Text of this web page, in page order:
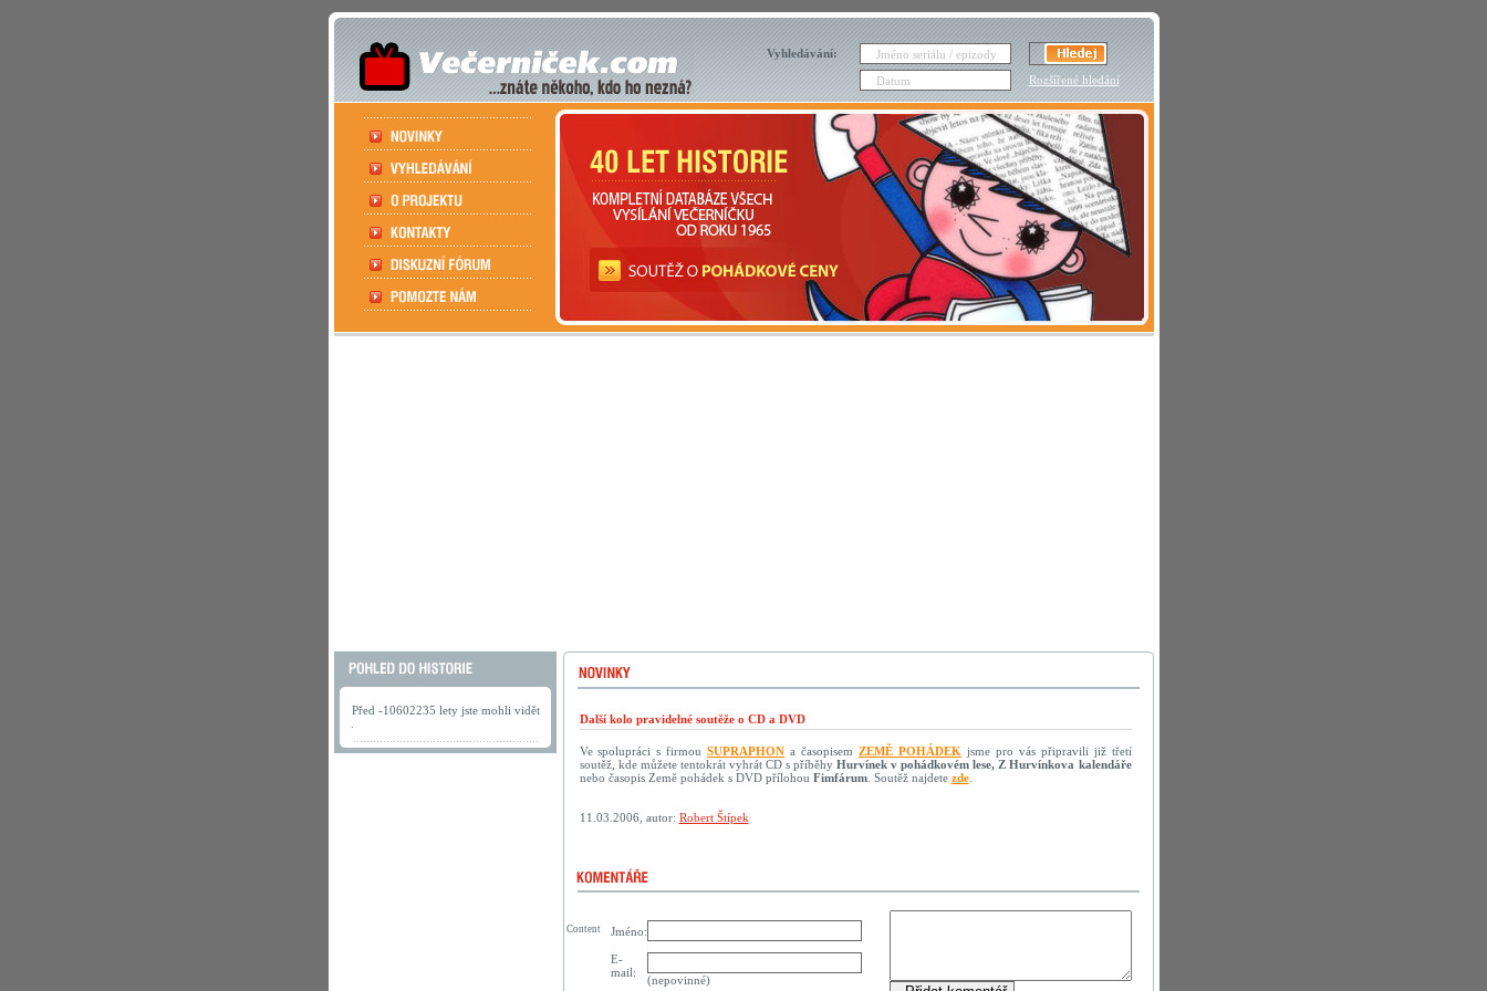
Vyhledávání:
Rozšířené hledání
Před -10602235 lety jste mohli vidět
Další kolo pravidelné soutěže o CD a DVD
Ve spolupráci s firmouSUPRAPHON a časopisemZEMĚ POHÁDEK jsme pro vás připravili již třetí
soutěž, kde můžete tentokrát vyhrát CD s příběhyHurvínek v pohádkovém lese, Z Hurvínkova kalendáře
nebo časopis Země pohádek s DVD přílohou Fimfárum. Soutěž najdete zde.
11.03.2006, autor: Robert Štípek
Jméno:
E-
mail:
(nepovinné)
Content